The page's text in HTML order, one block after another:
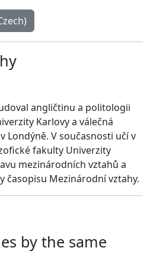
angličtinu a politologii
Karlovy a válečná
Londýně. V současnosti učí v
fakulty Univerzity
mezinárodních vztahů a
časopisu Mezinárodní vztahy.
by the same